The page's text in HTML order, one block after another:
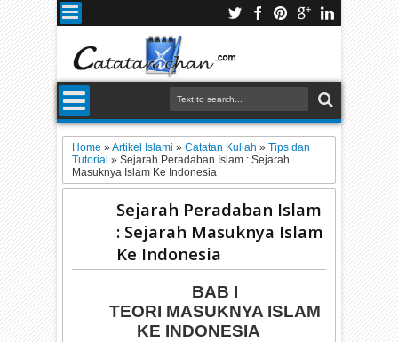
Home »Artikel Islami »Catatan Kuliah »Tips dan
Tutorial »Sejarah Peradaban Islam : Sejarah
Masuknya Islam Ke Indonesia
Sejarah Peradaban Islam
: Sejarah Masuknya Islam
Ke Indonesia
BAB I
TEORI MASUKNYA ISLAM
KE INDONESIA